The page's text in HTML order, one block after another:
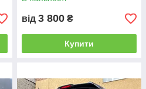
від 3 800 ₴
Купити